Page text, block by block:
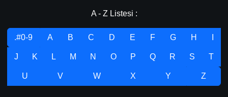
A - Z Listesi :
.#0-9 A B C D E F G H
J K L M N O P Q R S T
U V W X Y Z